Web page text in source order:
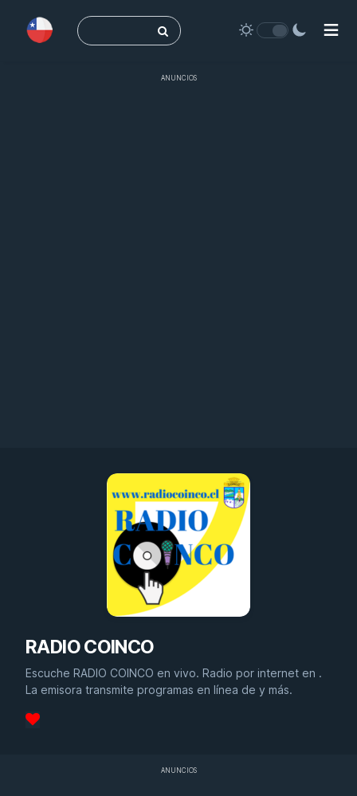
Buscar:
ANUNCIOS
RADIO COINCO
Escuche RADIO COINCO en vivo. Radio por internet en .
La emisora transmite programas en línea de y más.
ANUNCIOS